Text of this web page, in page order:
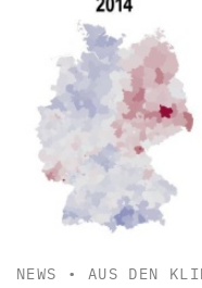
NEWS • AUS DEN